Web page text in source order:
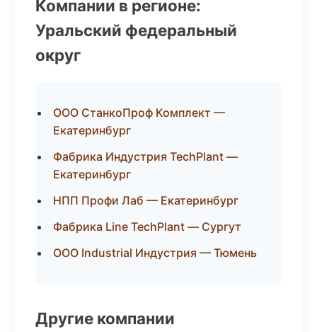
Компании в регионе:
Уральский федеральный
округ
ООО СтанкоПроф Комплект —
Екатеринбург
Фабрика Индустрия TechPlant —
Екатеринбург
НПП Профи Лаб — Екатеринбург
Фабрика Line TechPlant — Сургут
ООО Industrial Индустрия — Тюмень
Другие компании